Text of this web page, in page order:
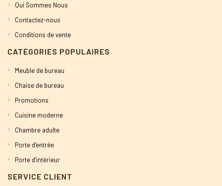
Qui Sommes Nous
Contactez-nous
Conditions de vente
CATÉGORIES POPULAIRES
Meuble de bureau
Chaise de bureau
Promotions
Cuisine moderne
Chambre adulte
Porte d’entrée
Porte d’intérieur
SERVICE CLIENT